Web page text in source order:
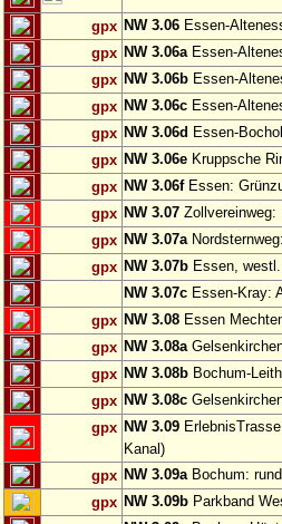
gpx NW 3.06 Essen-
gpx NW 3.06aEssen-
gpx NW 3.06b Essen-
gpx NW 3.06c Essen-
gpx NW 3.06d Essen-
gpx NW 3.06e Kruppsche
gpx NW 3.06fEssen:
gpx NW 3.07 Zollvereinweg:
gpx NW 3.07a
gpx NW 3.07b Essen,
NW 3.07c Essen-Kray:
gpx NW 3.08 Essen
gpx NW 3.08a
gpx NW 3.08b Bochum-
gpx NW 3.08c
gpx NW 3.09
Kanal)
gpx NW 3.09aBochum:
gpx NW 3.09b Parkband